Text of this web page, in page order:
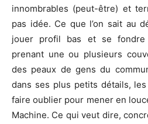
innombrables (peut-être) et
pas idée. Ce que l’on sait au
jouer profil bas et se fondre
prenant une ou plusieurs
des peaux de gens du
dans ses plus petits détails,
faire oublier pour mener en
Machine. Ce qui veut dire,